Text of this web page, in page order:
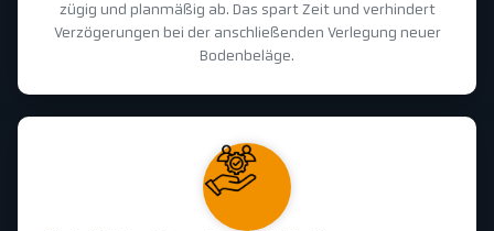
zügig und planmäßig ab. Das spart Zeit und verhindert
Verzögerungen bei der anschließenden Verlegung neuer
Bodenbeläge.